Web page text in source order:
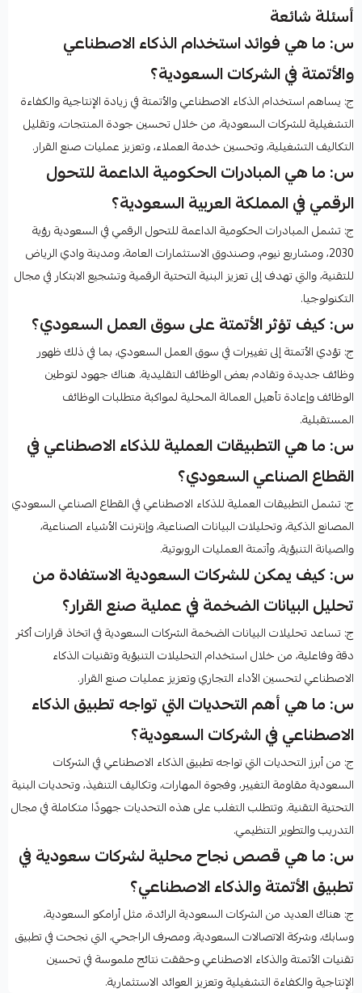
أسئلة شائعة
س: ما هي فوائد استخدام الذكاء الاصطناعي
والأتمتة في الشركات السعودية؟
ج: يساهم استخدام الذكاء الاصطناعي والأتمتة في زيادة الإنتاجية والكفاءة
التشغيلية للشركات السعودية، من خلال تحسين جودة المنتجات، وتقليل
التكاليف التشغيلية، وتحسين خدمة العملاء، وتعزيز عمليات صنع القرار.
س: ما هي المبادرات الحكومية الداعمة للتحول
الرقمي في المملكة العربية السعودية؟
ج: تشمل المبادرات الحكومية الداعمة للتحول الرقمي في السعودية رؤية
2030، ومشاريع نيوم، وصندوق الاستثمارات العامة، ومدينة وادي الرياض
للتقنية، والتي تهدف إلى تعزيز البنية التحتية الرقمية وتشجيع الابتكار في مجال
التكنولوجيا.
س: كيف تؤثر الأتمتة على سوق العمل السعودي؟
ج: تؤدي الأتمتة إلى تغييرات في سوق العمل السعودي، بما في ذلك ظهور
وظائف جديدة وتقادم بعض الوظائف التقليدية. هناك جهود لتوطين
الوظائف وإعادة تأهيل العمالة المحلية لمواكبة متطلبات الوظائف
المستقبلية.
س: ما هي التطبيقات العملية للذكاء الاصطناعي في
القطاع الصناعي السعودي؟
ج: تشمل التطبيقات العملية للذكاء الاصطناعي في القطاع الصناعي السعودي
المصانع الذكية، وتحليلات البيانات الصناعية، وإنترنت الأشياء الصناعية،
والصيانة التنبؤية، وأتمتة العمليات الروبوتية.
س: كيف يمكن للشركات السعودية الاستفادة من
تحليل البيانات الضخمة في عملية صنع القرار؟
ج: تساعد تحليلات البيانات الضخمة الشركات السعودية في اتخاذ قرارات أكثر
دقة وفاعلية، من خلال استخدام التحليلات التنبؤية وتقنيات الذكاء
الاصطناعي لتحسين الأداء التجاري وتعزيز عمليات صنع القرار.
س: ما هي أهم التحديات التي تواجه تطبيق الذكاء
الاصطناعي في الشركات السعودية؟
ج: من أبرز التحديات التي تواجه تطبيق الذكاء الاصطناعي في الشركات
السعودية مقاومة التغيير، وفجوة المهارات، وتكاليف التنفيذ، وتحديات البنية
التحتية التقنية. وتتطلب التغلب على هذه التحديات جهودًا متكاملة في مجال
التدريب والتطوير التنظيمي.
س: ما هي قصص نجاح محلية لشركات سعودية في
تطبيق الأتمتة والذكاء الاصطناعي؟
ج: هناك العديد من الشركات السعودية الرائدة، مثل أرامكو السعودية،
وسابك، وشركة الاتصالات السعودية، ومصرف الراجحي، التي نجحت في تطبيق
تقنيات الأتمتة والذكاء الاصطناعي وحققت نتائج ملموسة في تحسين
الإنتاجية والكفاءة التشغيلية وتعزيز العوائد الاستثمارية.